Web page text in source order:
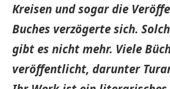
Kreisen und sogar die
Buches verzögerte sich.
gibt es nicht mehr. Viele
veröffentlicht, darunter